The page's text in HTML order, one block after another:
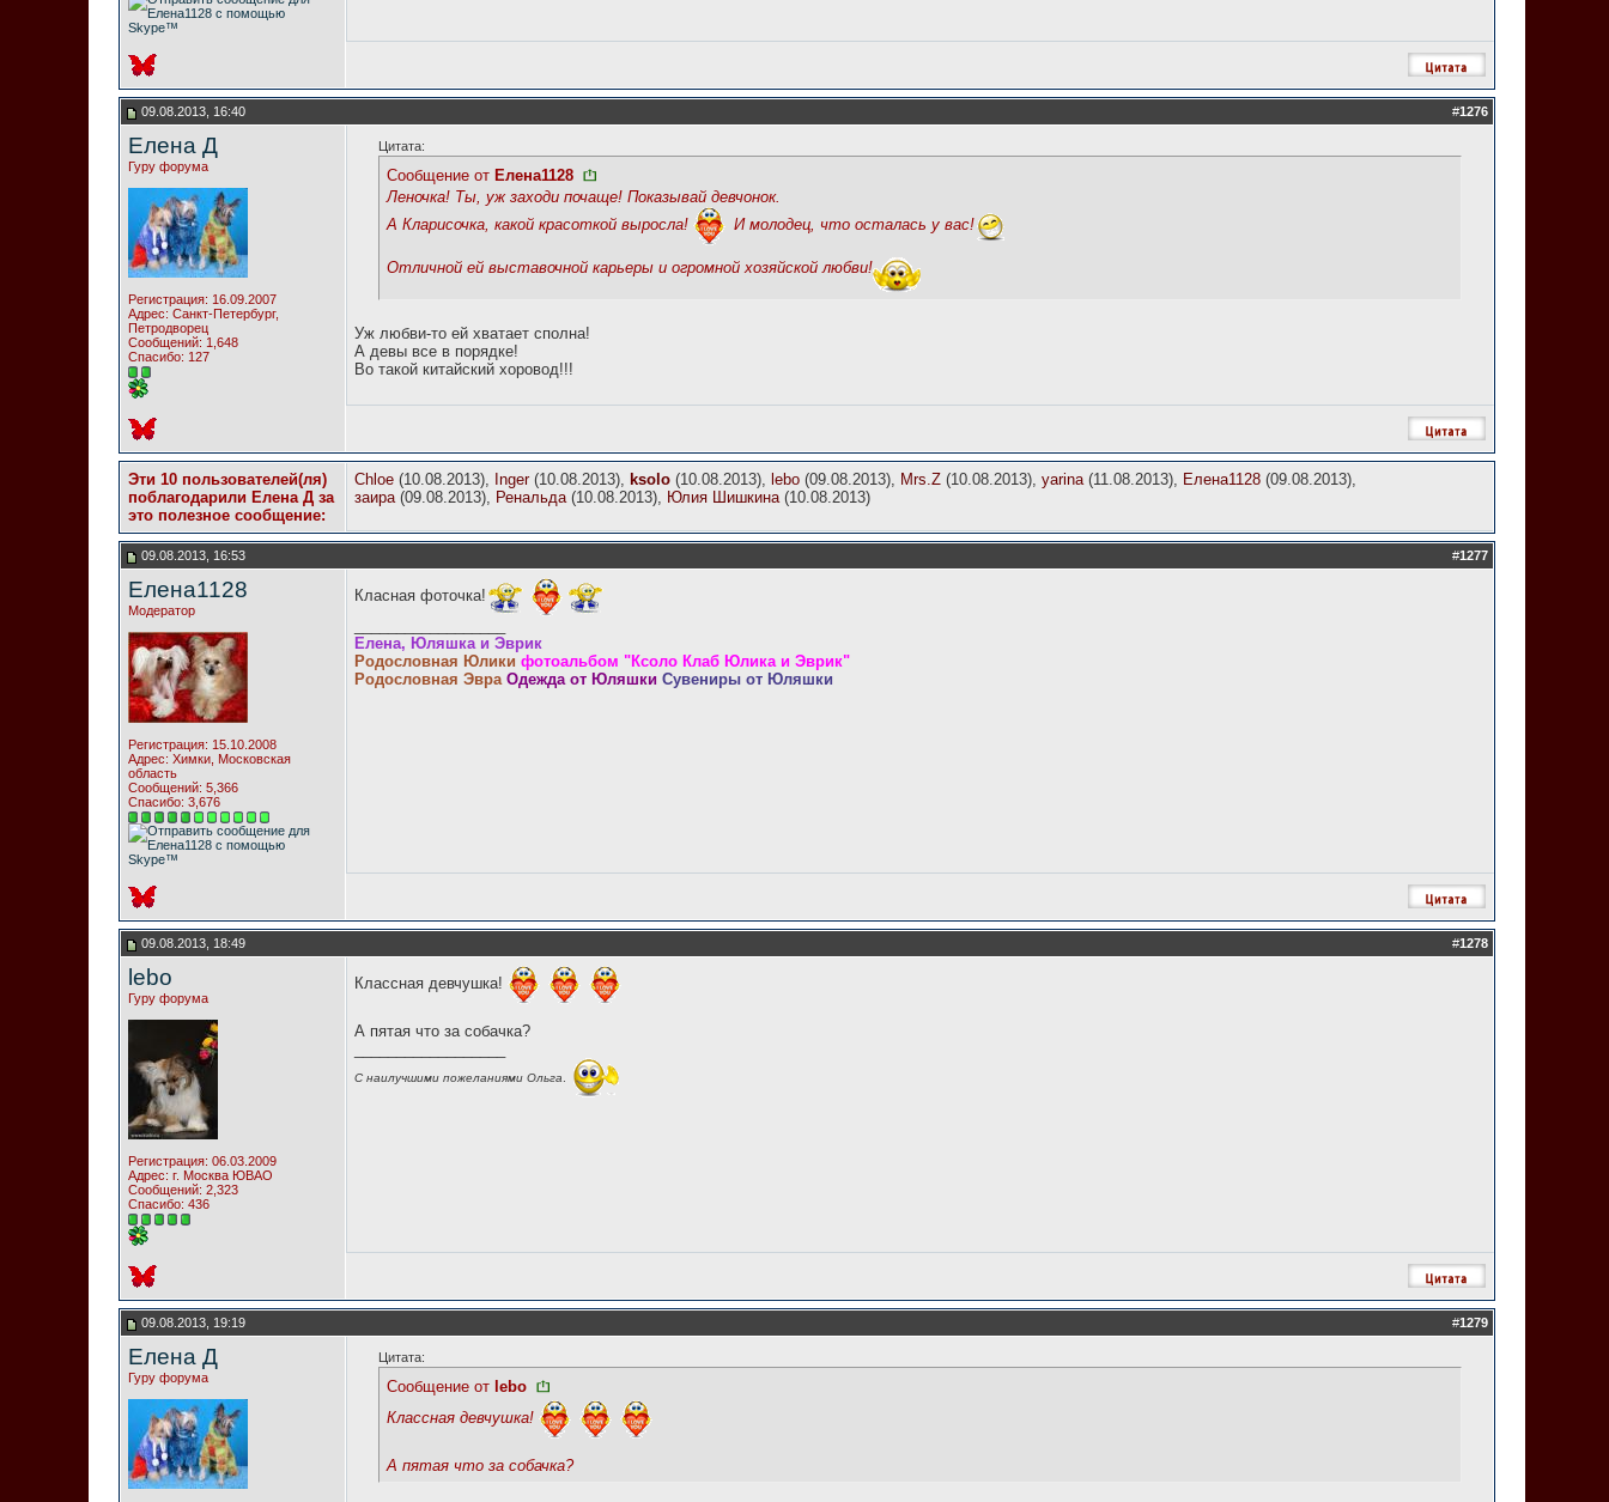
09.08.2013, 16:40 #1276
Елена Д
Гуру форума
Регистрация: 16.09.2007
Адрес: Санкт-Петербург,
Петродворец
Сообщений: 1,648
Спасибо: 127
Цитата:
Сообщение от Елена1128
Леночка! Ты, уж заходи почаще! Показывай девчонок.
А Кларисочка, какой красоткой выросла!
И молодец, что осталась у вас!
Отличной ей выставочной карьеры и огромной хозяйской любви!
Уж любви-то ей хватает сполна!
А девы все в порядке!
Во такой китайский хоровод!!!
Эти 10 пользователей(ля)
поблагодарили Елена Д за
это полезное сообщение:
Chloe (10.08.2013), Inger(10.08.2013), ksolo (10.08.2013), lebo (09.08.2013), Mrs.Z (10.08.2013), yarina(11.08.2013), Елена1128 (09.08.2013),
заира(09.08.2013), Ренальда(10.08.2013), Юлия Шишкина(10.08.2013)
09.08.2013, 16:53 #1277
Елена1128
Модератор
Регистрация: 15.10.2008
Адрес: Химки, Московская
область
Сообщений: 5,366
Спасибо: 3,676
Класная фоточка!
Елена, Юляшка и Эврик
Родословная Юлики фотоальбом "Ксоло Клаб Юлика и Эврик"
Родословная Эвра Одежда от Юляшки Сувениры от Юляшки
09.08.2013, 18:49 #1278
lebo
Гуру форума
Регистрация: 06.03.2009
Адрес: г. Москва ЮВАО
Сообщений: 2,323
Спасибо: 436
Классная девчушка!
А пятая что за собачка?
С наилучшими пожеланиями Ольга
09.08.2013, 19:19 #1279
Елена Д
Гуру форума
Цитата:
Сообщение от lebo
Классная девчушка!
А пятая что за собачка?